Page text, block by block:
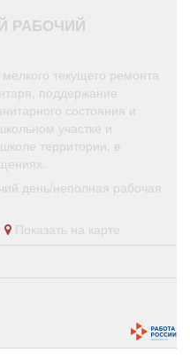
Погода
РАБОЧИЙ
текущего ремонта
поддержание
состояния и
участке и
территории, в
день/неполная рабочая
Показать на карте